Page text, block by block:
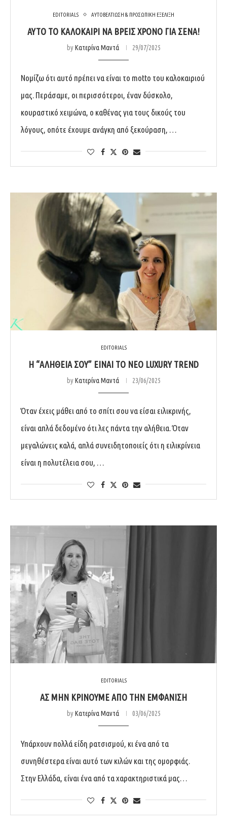
EDITORIALS ΑΥΤΟΒΕΛΤΙΩΣΗ & ΠΡΟΣΩΠΙΚΗ ΕΞΕΛΙΞΗ
ΑΥΤΌ ΤΟ ΚΑΛΟΚΑΊΡΙ ΝΑ ΒΡΕΙΣ ΧΡΌΝΟ ΓΙΑ ΣΈΝΑ!
byΚατερίνα Μαντά 29/07/2025
Νομίζω ότι αυτό πρέπει να είναι το motto του καλοκαιριού
μας. Περάσαμε, οι περισσότεροι, έναν δύσκολο,
κουραστικό χειμώνα, ο καθένας για τους δικούς του
λόγους, οπότε έχουμε ανάγκη από ξεκούραση, …
EDITORIALS
Η “ΑΛΉΘΕΙΑ ΣΟΥ” ΕΊΝΑΙ ΤΟ ΝΈΟ LUXURY TREND
byΚατερίνα Μαντά 23/06/2025
Όταν έχεις μάθει από το σπίτι σου να είσαι ειλικρινής,
είναι απλά δεδομένο ότι λες πάντα την αλήθεια. Όταν
μεγαλώνεις καλά, απλά συνειδητοποιείς ότι η ειλικρίνεια
είναι η πολυτέλεια σου, …
EDITORIALS
ΑΣ ΜΗΝ ΚΡΊΝΟΥΜΕ ΑΠΌ ΤΗΝ ΕΜΦΆΝΙΣΗ
byΚατερίνα Μαντά 03/06/2025
Υπάρχουν πολλά είδη ρατσισμού, κι ένα από τα
συνηθέστερα είναι αυτό των κιλών και της ομορφιάς.
Στην Ελλάδα, είναι ένα από τα χαρακτηριστικά μας…